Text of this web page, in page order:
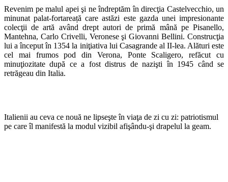
Revenim pe malul apei şi ne îndreptăm în direcţia Castelvecchio, un
minunat palat-fortareață care astăzi este gazda unei impresionante
colecţii de artă având drept autori de primă mână pe Pisanello,
Mantehna, Carlo Crivelli, Veronese şi Giovanni Bellini. Construcţia
lui a început în 1354 la iniţiativa lui Casagrande al II-lea. Alături este
cel mai frumos pod din Verona, Ponte Scaligero, refăcut cu
minuţiozitate după ce a fost distrus de nazişti în 1945 când se
retrăgeau din Italia.
Italienii au ceva ce nouă ne lipseşte în viaţa de zi cu zi: patriotismul
pe care îl manifestă la modul vizibil afişându-şi drapelul la geam.